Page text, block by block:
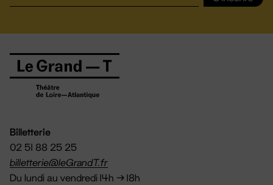
Billetterie
02 51 88 25 25
billetterie@leGrandT.fr
Du lundi au vendredi 14h → 18h